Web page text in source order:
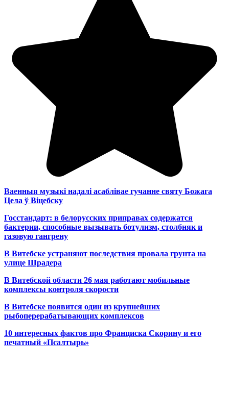
Ваенныя музыкі надалі асаблівае гучанне святу Божага
Цела ў Віцебску
Госстандарт: в белорусских приправах содержатся
бактерии, способные вызывать ботулизм, столбняк и
газовую гангрену
В Витебске устраняют последствия провала грунта на
улице Шрадера
В Витебской области 26 мая работают мобильные
комплексы контроля скорости
В Витебске появится один из крупнейших
рыбоперерабатывающих комплексов
10 интересных фактов про Франциска Скорину и его
печатный «Псалтырь»